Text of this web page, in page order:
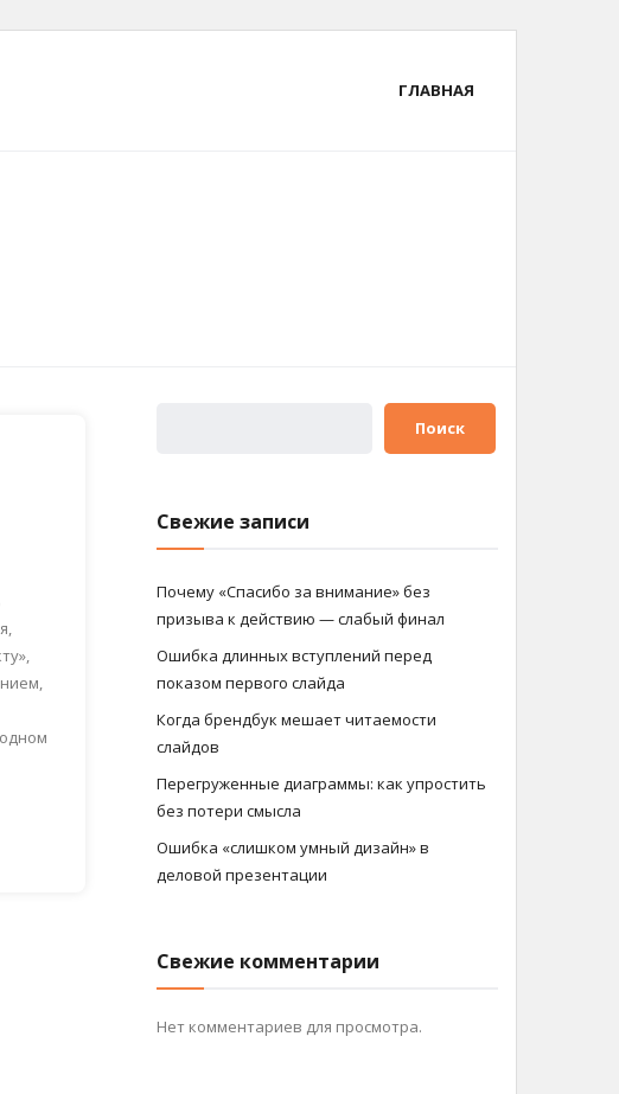
ГЛАВНАЯ
Поиск
Свежие записи
Почему «Спасибо за внимание» без
призыва к действию — слабый финал
Ошибка длинных вступлений перед
показом первого слайда
Когда брендбук мешает читаемости
слайдов
Перегруженные диаграммы: как упростить
без потери смысла
Ошибка «слишком умный дизайн» в
деловой презентации
Свежие комментарии
Нет комментариев для просмотра.